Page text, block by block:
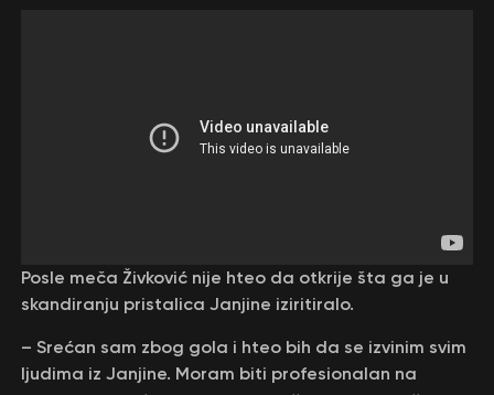
Posle meča Živković nije hteo da otkrije šta ga je u
skandiranju pristalica Janjine iziritiralo.
– Srećan sam zbog gola i hteo bih da se izvinim svim
ljudima iz Janjine. Moram biti profesionalan na